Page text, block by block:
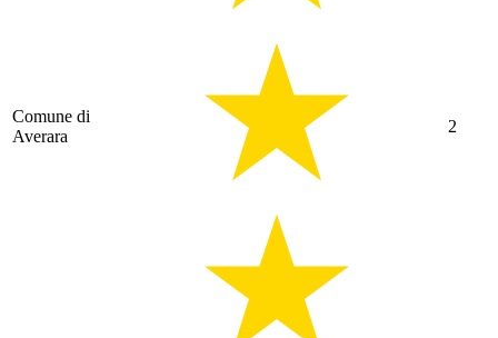
Comune di
Averara
2